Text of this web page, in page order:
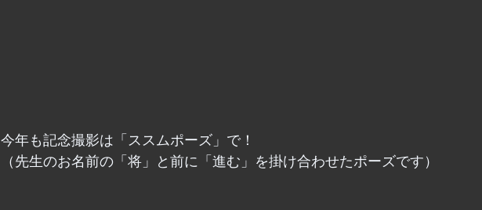
今年も記念撮影は「ススムポーズ」で！
（先生のお名前の「将」と前に「進む」を掛け合わせたポーズです）